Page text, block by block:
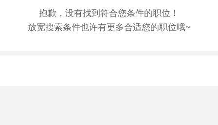
抱歉，没有找到符合您条件的职位！
放宽搜索条件也许有更多合适您的职位哦~